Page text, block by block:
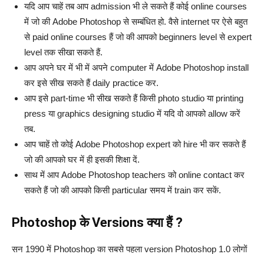
यदि आप चाहें तब आप admission भी ले सकते हैं कोई online courses
में जो की Adobe Photoshop से सम्बंधित हो. वैसे internet पर ऐसे बहुत
से paid online courses हैं जो की आपको beginners level से expert
level तक सीखा सकते हैं.
आप अपने घर में भी में अपने computer में Adobe Photoshop install
कर इसे सीख सकते हैं daily practice कर.
आप इसे part-time भी सीख सकते हैं किसी photo studio या printing
press या graphics designing studio में यदि वो आपको allow करें
तब.
आप चाहें तो कोई Adobe Photoshop expert को hire भी कर सकते हैं
जो की आपको घर में ही इसकी शिक्षा दें.
साथ में आप Adobe Photoshop teachers को online contact कर
सकते हैं जो की आपको किसी particular समय में train कर सकें.
Photoshop के Versions क्या हैं ?
सन 1990 में Photoshop का सबसे पहला version Photoshop 1.0 लोगों